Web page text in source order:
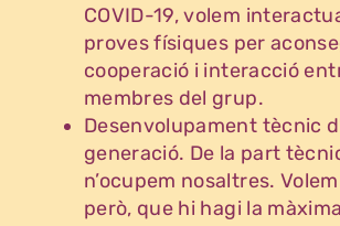
COVID-19, volem
proves físiques per
cooperació i interacció
membres del grup.
Desenvolupament tècnic
generació. De la part
n’ocupem nosaltres.
però, que hi hagi la